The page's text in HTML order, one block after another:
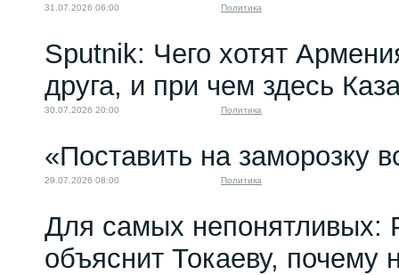
31.07.2026 06:00 Политика
Sputnik: Чего хотят
друга, и при чем здесь
30.07.2026 20:00 Политика
«Поставить на заморозку
29.07.2026 08:00 Политика
Для самых непонятливых:
объяснит Токаеву,